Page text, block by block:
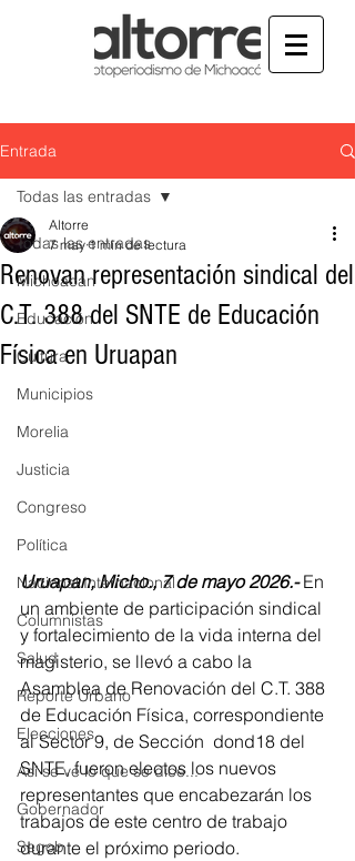
Entrada
Todas las entradas
Michoacán
Educación
Cultura
Municipios
Morelia
Justicia
Congreso
Política
Nacional Internacional
Columnistas
Salud
Reporte Urbano
Elecciones
Así se ve lo que se dice...
Gobernador
Segob
Todas las entradas
Renovan representación sindical del
C.T. 388 del SNTE de Educación
Física en Uruapan
Altorre
7 may 1 min de lectura
Uruapan, Micho., 7 de mayo 2026.- En
un ambiente de participación sindical
y fortalecimiento de la vida interna del
magisterio, se llevó a cabo la
Asamblea de Renovación del C.T. 388
de Educación Física, correspondiente
al Sector 9, de Sección  dond18 del
SNTE, fueron electos los nuevos
representantes que encabezarán los
trabajos de este centro de trabajo
durante el próximo periodo.